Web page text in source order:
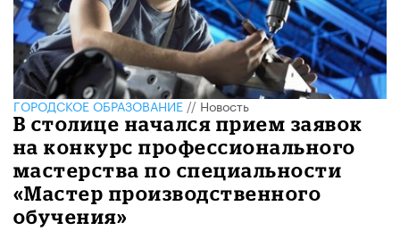
ГОРОДСКОЕ ОБРАЗОВАНИЕ//Новость
В столице начался прием заявок
на конкурс профессионального
мастерства по специальности
«Мастер производственного
обучения»